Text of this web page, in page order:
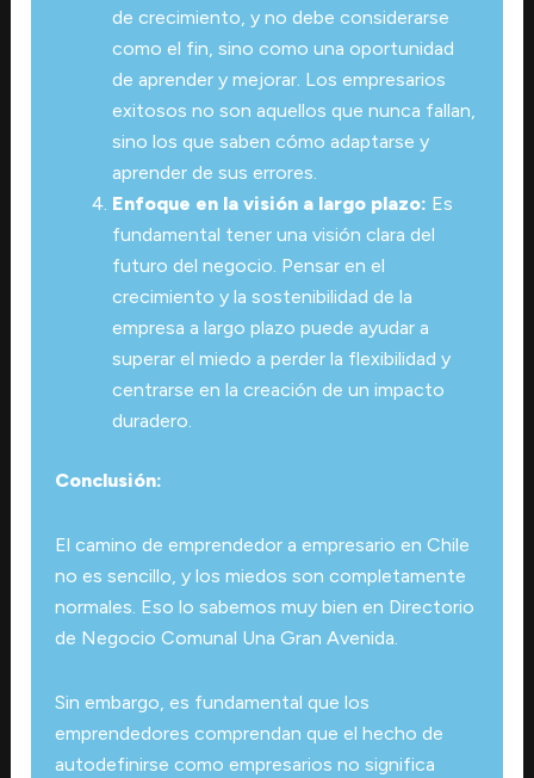
de crecimiento, y no debe considerarse
como el fin, sino como una oportunidad
de aprender y mejorar. Los empresarios
exitosos no son aquellos que nunca fallan,
sino los que saben cómo adaptarse y
aprender de sus errores.
Enfoque en la visión a largo plazo: Es
fundamental tener una visión clara del
futuro del negocio. Pensar en el
crecimiento y la sostenibilidad de la
empresa a largo plazo puede ayudar a
superar el miedo a perder la flexibilidad y
centrarse en la creación de un impacto
duradero.
Conclusión:
El camino de emprendedor a empresario en Chile
no es sencillo, y los miedos son completamente
normales. Eso lo sabemos muy bien en Directorio
de Negocio Comunal Una Gran Avenida.
Sin embargo, es fundamental que los
emprendedores comprendan que el hecho de
autodefinirse como empresarios no significa